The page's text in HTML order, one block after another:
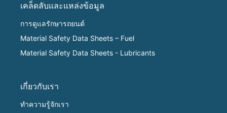
เคล็ดลับและแหล่งข้อมูล
การดูแลรักษารถยนต์
Material Safety Data Sheets – Fuel
Material Safety Data Sheets - Lubricants
เกี่ยวกับเรา
ทำความรู้จักเรา